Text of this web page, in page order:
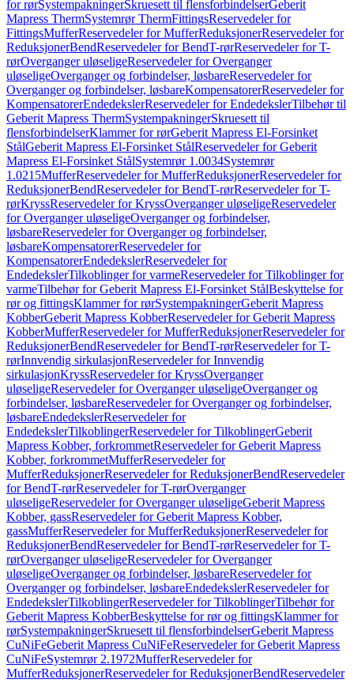
for rørSystempakningerSkruesett til flensforbindelserGeberit
Mapress ThermSystemrør ThermFittingsReservedeler for
FittingsMufferReservedeler for MufferReduksjonerReservedeler for
ReduksjonerBendReservedeler for BendT-rørReservedeler for T-
rørOverganger uløseligeReservedeler for Overganger
uløseligeOverganger og forbindelser, løsbareReservedeler for
Overganger og forbindelser, løsbareKompensatorerReservedeler for
KompensatorerEndedekslerReservedeler for EndedekslerTilbehør til
Geberit Mapress ThermSystempakningerSkruesett til
flensforbindelserKlammer for rørGeberit Mapress El-Forsinket
StålGeberit Mapress El-Forsinket StålReservedeler for Geberit
Mapress El-Forsinket StålSystemrør 1.0034Systemrør
1.0215MufferReservedeler for MufferReduksjonerReservedeler for
ReduksjonerBendReservedeler for BendT-rørReservedeler for T-
rørKryssReservedeler for KryssOverganger uløseligeReservedeler
for Overganger uløseligeOverganger og forbindelser,
løsbareReservedeler for Overganger og forbindelser,
løsbareKompensatorerReservedeler for
KompensatorerEndedekslerReservedeler for
EndedekslerTilkoblinger for varmeReservedeler for Tilkoblinger for
varmeTilbehør for Geberit Mapress El-Forsinket StålBeskyttelse for
rør og fittingsKlammer for rørSystempakningerGeberit Mapress
KobberGeberit Mapress KobberReservedeler for Geberit Mapress
KobberMufferReservedeler for MufferReduksjonerReservedeler for
ReduksjonerBendReservedeler for BendT-rørReservedeler for T-
rørInnvendig sirkulasjonReservedeler for Innvendig
sirkulasjonKryssReservedeler for KryssOverganger
uløseligeReservedeler for Overganger uløseligeOverganger og
forbindelser, løsbareReservedeler for Overganger og forbindelser,
løsbareEndedekslerReservedeler for
EndedekslerTilkoblingerReservedeler for TilkoblingerGeberit
Mapress Kobber, forkrommetReservedeler for Geberit Mapress
Kobber, forkrommetMufferReservedeler for
MufferReduksjonerReservedeler for ReduksjonerBendReservedeler
for BendT-rørReservedeler for T-rørOverganger
uløseligeReservedeler for Overganger uløseligeGeberit Mapress
Kobber, gassReservedeler for Geberit Mapress Kobber,
gassMufferReservedeler for MufferReduksjonerReservedeler for
ReduksjonerBendReservedeler for BendT-rørReservedeler for T-
rørOverganger uløseligeReservedeler for Overganger
uløseligeOverganger og forbindelser, løsbareReservedeler for
Overganger og forbindelser, løsbareEndedekslerReservedeler for
EndedekslerTilkoblingerReservedeler for TilkoblingerTilbehør for
Geberit Mapress KobberBeskyttelse for rør og fittingsKlammer for
rørSystempakningerSkruesett til flensforbindelserGeberit Mapress
CuNiFeGeberit Mapress CuNiFeReservedeler for Geberit Mapress
CuNiFeSystemrør 2.1972MufferReservedeler for
MufferReduksjonerReservedeler for ReduksjonerBendReservedeler